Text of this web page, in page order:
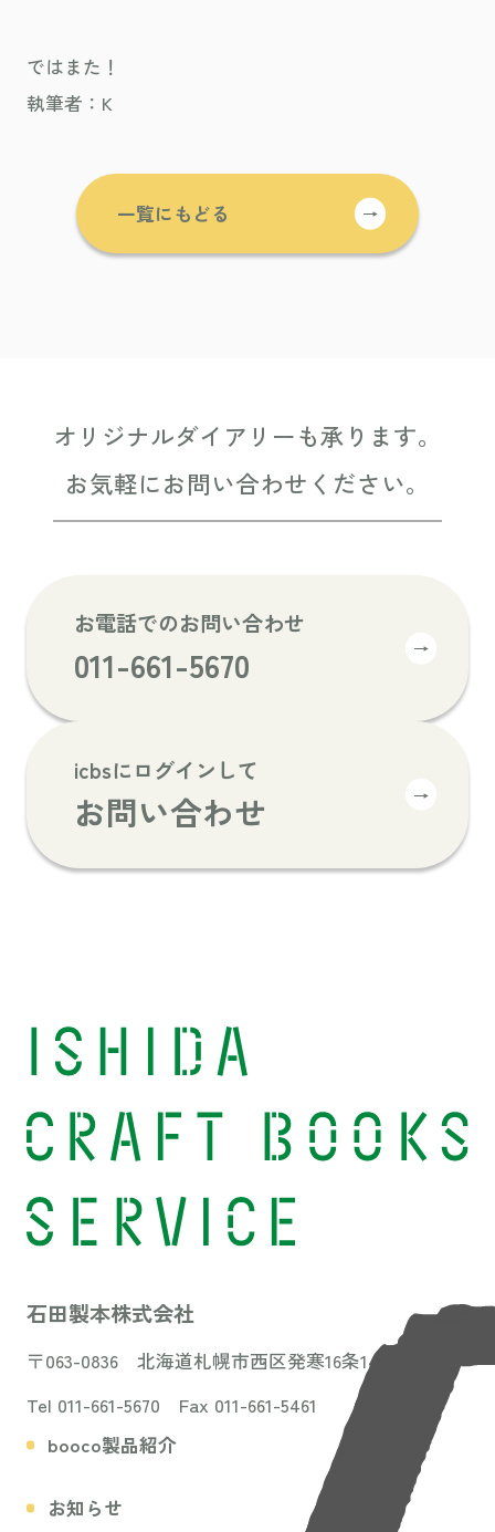
ではまた！
執筆者：K
一覧にもどる →
オリジナルダイアリーも承ります。
お気軽にお問い合わせください。
お電話でのお問い合わせ
011-661-5670 →
icbsにログインして
お問い合わせ →
石田製本株式会社
〒063-0836 北海道札幌市西区発寒16条14丁目3-31
Tel 011-661-5670 Fax 011-661-5461
booco製品紹介
お知らせ